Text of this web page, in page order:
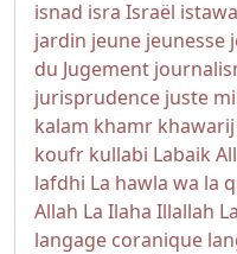
isnad isra Israël istawa
jardin jeune jeunesse
du Jugement
jurisprudence juste
kalam khamr khawarij
koufr kullabi Labaik
lafdhi La hawla wa la
Allah La Ilaha Illallah
langage coranique